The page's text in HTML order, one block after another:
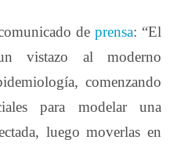
deprensa: “El
vistazo al moderno
comenzando
para modelar una
luego moverlas en